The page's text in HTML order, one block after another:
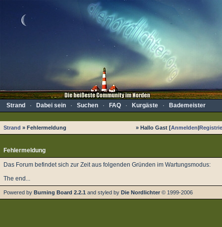
Strand · Dabei sein· Suchen· FAQ· Kurgäste· Bademeister
Strand » Fehlermeldung » Hallo Gast [Anmelden|
Fehlermeldung
Das Forum befindet sich zur Zeit aus folgenden Gründen im Wartungsmodus:
The end...
Powered by Burning Board 2.2.1 and styled by Die Nordlichter © 1999-2006